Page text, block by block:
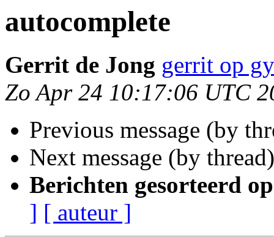
autocomplete
Gerrit de Jong gerrit op
Zo Apr 24 10:17:06 UTC
Previous message (by
Next message (by
Berichten gesorteerd
] [ auteur ]